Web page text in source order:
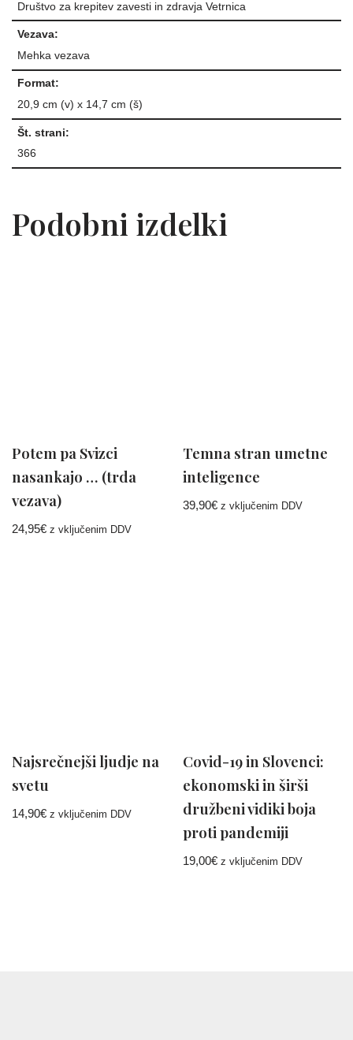
Društvo za krepitev zavesti in zdravja Vetrnica
Vezava:
Mehka vezava
Format:
20,9 cm (v) x 14,7 cm (š)
Št. strani:
366
Podobni izdelki
Potem pa Svizci
nasankajo … (trda
vezava)
24,95€ z vključenim DDV
Temna stran umetne
inteligence
39,90€ z vključenim DDV
Najsrečnejši ljudje na
svetu
14,90€ z vključenim DDV
Covid-19 in Slovenci:
ekonomski in širši
družbeni vidiki boja
proti pandemiji
19,00€ z vključenim DDV